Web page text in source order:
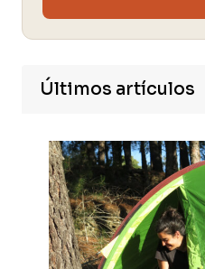
Últimos artículos